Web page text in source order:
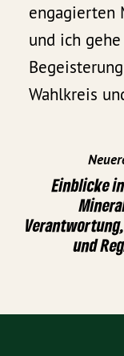
engagierten
und ich
Wahlkreis
Einblicke
und